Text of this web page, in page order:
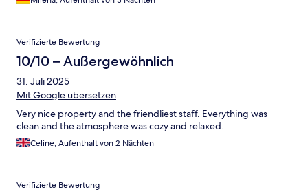
Frühstücksbuffet war jeden Tag sehr reichhaltig und auch frisch
Bahnhof, Metzgerei und mehrere Bäckereien und Cafés. Der
Kochelsee selber liegt ca. 10 Minuten zu Fuß vom Hotel. Das
Zimmer war sauber und sogar mit einem kleinen Balkon, was mir
persönlich sehr gefallen hat. Lediglich das Badezimmer war sehr
klein ausgefallen und die Dusche war zeitgleich die Badewanne.
Alles in Allem eine klare Empfehlung! Ich freue mich schon auf
Verifizierte Bewertung
10/10 – Außergewöhnlich
31. Juli 2025
Mit Google übersetzen
Very nice property and the friendliest staff. Everything was
clean and the atmosphere was cozy and relaxed.
Celine, Aufenthalt von 2 Nächten
Verifizierte Bewertung